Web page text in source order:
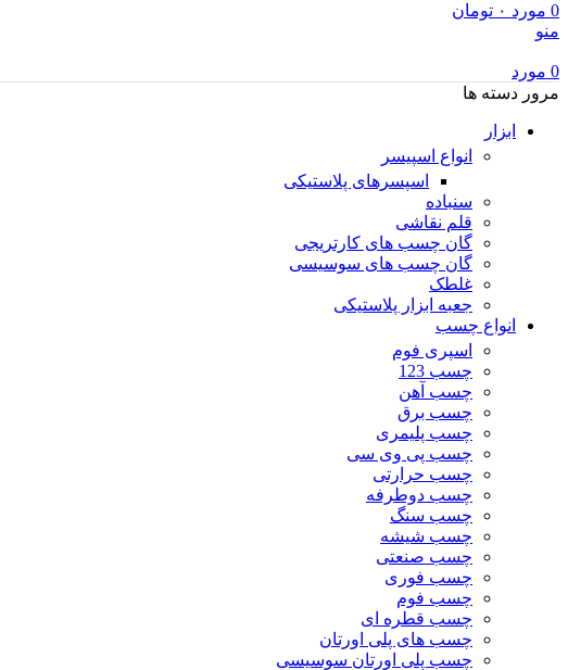
0 مورد ۰ تومان
منو
0 مورد
مرور دسته ها
ابزار
انواع اسپیسر
اسپسرهای پلاستیکی
سنباده
قلم نقاشی
گان چسب های کارتریجی
گان چسب های سوسیسی
غلطک
جعبه ابزار پلاستیکی
انواع چسب
اسپری فوم
چسب 123
چسب آهن
چسب برق
چسب پلیمری
چسب پی وی سی
چسب حرارتی
چسب دوطرفه
چسب سنگ
چسب شیشه
چسب صنعتی
چسب فوری
چسب فوم
چسب قطره ای
چسب های پلی اورتان
چسب پلی اورتان سوسیسی